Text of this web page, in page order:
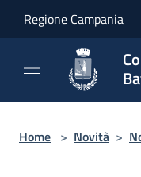
Regione Campania
Home > Novità >